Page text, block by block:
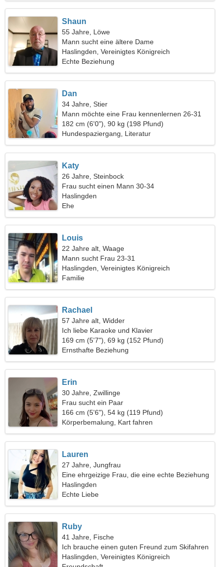
Shaun
55 Jahre, Löwe
Mann sucht eine ältere Dame
Haslingden, Vereinigtes Königreich
Echte Beziehung
Dan
34 Jahre, Stier
Mann möchte eine Frau kennenlernen 26-31
182 cm (6'0"), 90 kg (198 Pfund)
Hundespaziergang, Literatur
Katy
26 Jahre, Steinbock
Frau sucht einen Mann 30-34
Haslingden
Ehe
Louis
22 Jahre alt, Waage
Mann sucht Frau 23-31
Haslingden, Vereinigtes Königreich
Familie
Rachael
57 Jahre alt, Widder
Ich liebe Karaoke und Klavier
169 cm (5'7"), 69 kg (152 Pfund)
Ernsthafte Beziehung
Erin
30 Jahre, Zwillinge
Frau sucht ein Paar
166 cm (5'6"), 54 kg (119 Pfund)
Körperbemalung, Kart fahren
Lauren
27 Jahre, Jungfrau
Eine ehrgeizige Frau, die eine echte Beziehung
sucht
Haslingden
Echte Liebe
Ruby
41 Jahre, Fische
Ich brauche einen guten Freund zum Skifahren
Haslingden, Vereinigtes Königreich